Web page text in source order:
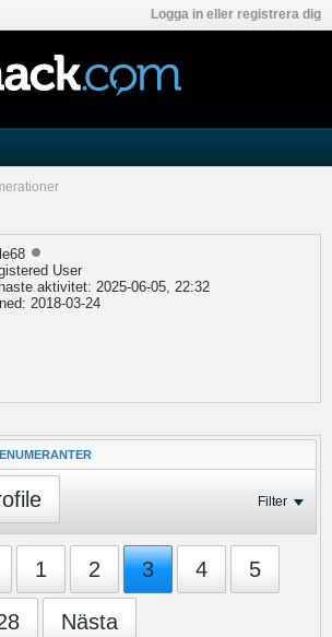
Logga in eller registrera dig
User
aktivitet: 2025-06-05, 22:32
2018-03-24
Filter
1 2 3 4 5
Nästa